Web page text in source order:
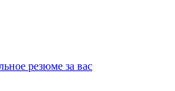
резюме за вас